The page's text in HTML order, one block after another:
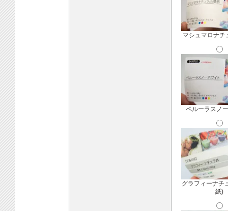
マシュマロナチ
ペルーラスノ
グラフィーナチ
紙)